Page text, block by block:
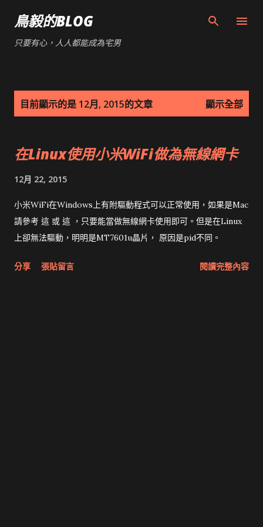
鳥毅的BLOG
只要有心，人人都能成為宅男
目前顯示的是 12月, 2015的文章 顯示全部
在Linux使用小米WiFi做為無線網卡
12月 22, 2015
小米WiFi在Windows上有附驅動程式可以正常使用，如果是Mac
請參考 這 或 這 ，只要能當做無線網卡使用即可。但是在Linux
上卻無法驅動，明明是MT7601u晶片， 原因是pid不同。
分享 張貼留言 閱讀完整內容